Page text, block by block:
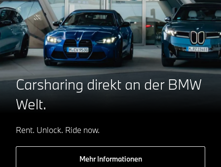
Carsharing direkt an der BMW
Welt.
Rent. Unlock. Ride now.
Mehr Informationen